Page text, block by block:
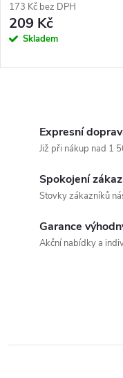
Expresní
Již při nákup nad 1
Spokojení
Stovky zákazníků
Garance
Akční nabídky a
173 Kč bez DPH
209 Kč
Skladem